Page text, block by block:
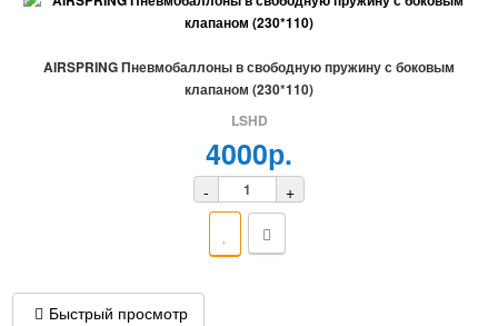
AIRSPRING Пневмобаллоны в свободную пружину с боковым
клапаном (230*110)
LSHD
4000р.
- +
Быстрый просмотр